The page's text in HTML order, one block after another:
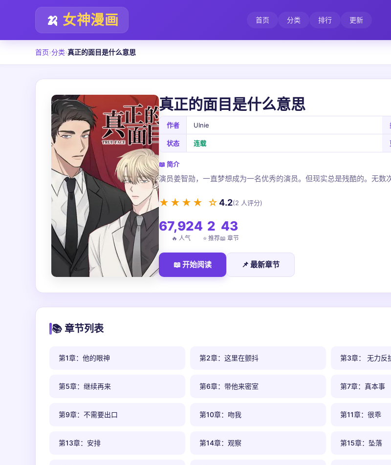
🍌 女神漫画 首页 分类 排行 更新
首页›分类›真正的面目是什么意思
真正的面目是什么意思
作者 UInie
状态 连载
📖 简介
演员姜智勋，一直梦想成为一名优秀的演员。但现实总是残酷的。无数
★★★★ ☆4.2(2 人评分)
67,924
🔥 人气
2
⭐ 推荐
43
📖 章节
📖 开始阅读 📌 最新章节
📚 章节列表
第1章：他的眼神 第2章：这里在颤抖 第3章： 无力反
第5章：继续再来 第6章：带他来密室 第7章：真本事
第9章：不需要出口 第10章：吻我 第11章：很乖
第13章：安排 第14章：观察 第15章：坠落